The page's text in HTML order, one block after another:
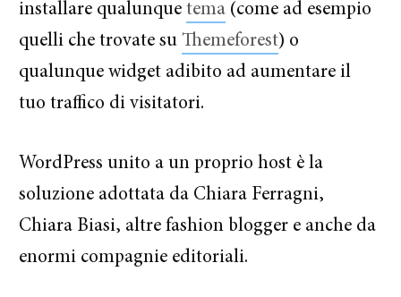
installare qualunquetema (come ad esempio
quelli che trovate suThemeforest) o
qualunque widget adibito ad aumentare il
tuo traffico di visitatori.
WordPress unito a un proprio host è la
soluzione adottata da Chiara Ferragni,
Chiara Biasi, altre fashion blogger e anche da
enormi compagnie editoriali.